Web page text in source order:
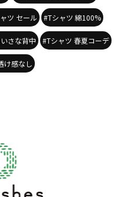
ツ セール #Tシャツ 綿100%
さな背中 #Tシャツ 春夏コーデ
け感なし